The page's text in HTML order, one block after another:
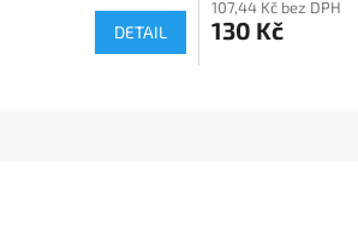
DETAIL
107,44 Kč bez DPH
130 Kč